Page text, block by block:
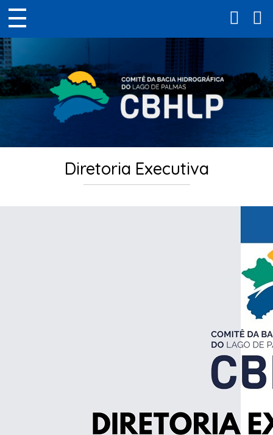
Diretoria Executiva